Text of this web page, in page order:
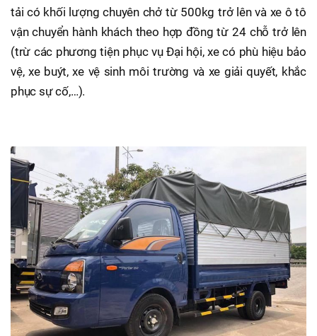
tải có khối lượng chuyên chở từ 500kg trở lên và xe ô tô
vận chuyển hành khách theo hợp đồng từ 24 chỗ trở lên
(trừ các phương tiện phục vụ Đại hội, xe có phù hiệu bảo
vệ, xe buýt, xe vệ sinh môi trường và xe giải quyết, khắc
phục sự cố,…).